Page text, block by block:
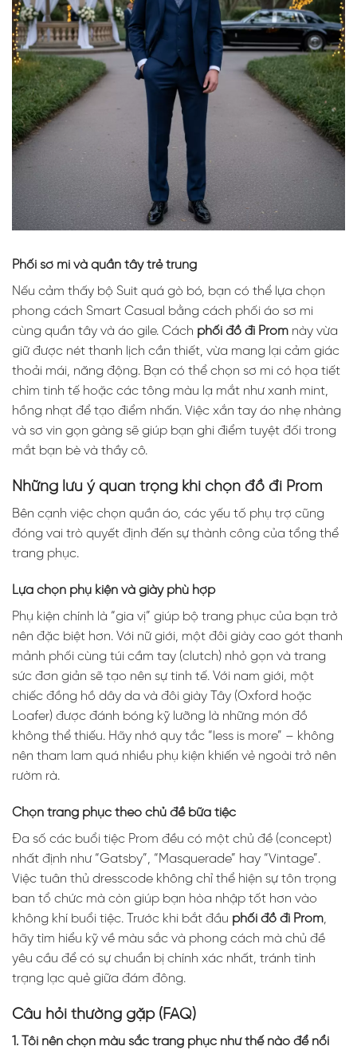
Phối sơ mi và quần tây trẻ trung
Nếu cảm thấy bộ Suit quá gò bó, bạn có thể lựa chọn
phong cách Smart Casual bằng cách phối áo sơ mi
cùng quần tây và áo gile. Cách phối đồ đi Prom này vừa
giữ được nét thanh lịch cần thiết, vừa mang lại cảm giác
thoải mái, năng động. Bạn có thể chọn sơ mi có họa tiết
chìm tinh tế hoặc các tông màu lạ mắt như xanh mint,
hồng nhạt để tạo điểm nhấn. Việc xắn tay áo nhẹ nhàng
và sơ vin gọn gàng sẽ giúp bạn ghi điểm tuyệt đối trong
mắt bạn bè và thầy cô.
Những lưu ý quan trọng khi chọn đồ đi Prom
Bên cạnh việc chọn quần áo, các yếu tố phụ trợ cũng
đóng vai trò quyết định đến sự thành công của tổng thể
trang phục.
Lựa chọn phụ kiện và giày phù hợp
Phụ kiện chính là “gia vị” giúp bộ trang phục của bạn trở
nên đặc biệt hơn. Với nữ giới, một đôi giày cao gót thanh
mảnh phối cùng túi cầm tay (clutch) nhỏ gọn và trang
sức đơn giản sẽ tạo nên sự tinh tế. Với nam giới, một
chiếc đồng hồ dây da và đôi giày Tây (Oxford hoặc
Loafer) được đánh bóng kỹ lưỡng là những món đồ
không thể thiếu. Hãy nhớ quy tắc “less is more” – không
nên tham lam quá nhiều phụ kiện khiến vẻ ngoài trở nên
rườm rà.
Chọn trang phục theo chủ đề bữa tiệc
Đa số các buổi tiệc Prom đều có một chủ đề (concept)
nhất định như “Gatsby”, “Masquerade” hay “Vintage”.
Việc tuân thủ dresscode không chỉ thể hiện sự tôn trọng
ban tổ chức mà còn giúp bạn hòa nhập tốt hơn vào
không khí buổi tiệc. Trước khi bắt đầu phối đồ đi Prom,
hãy tìm hiểu kỹ về màu sắc và phong cách mà chủ đề
yêu cầu để có sự chuẩn bị chính xác nhất, tránh tình
trạng lạc quẻ giữa đám đông.
Câu hỏi thường gặp (FAQ)
1. Tôi nên chọn màu sắc trang phục như thế nào để nổi